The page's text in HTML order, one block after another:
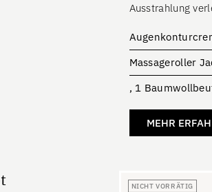
Ausstrahlung
Massageroller
, 1
MEHR
NICHT VORRÄTIG